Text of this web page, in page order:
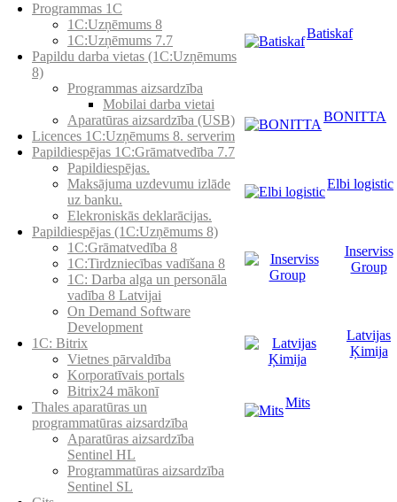
Programmas 1C
1C:Uzņēmums 8
1C:Uzņēmums 7.7
Papildu darba vietas (1C:Uzņēmums
8)
Programmas aizsardzība
Mobilai darba vietai
Aparatūras aizsardzība (USB)
Licences 1C:Uzņēmums 8. serverim
Papildiespējas 1C:Grāmatvedība 7.7
Papildiespējas.
Maksājuma uzdevumu izlāde
uz banku.
Elekroniskās deklarācijas.
Papildiespējas (1C:Uzņēmums 8)
1C:Grāmatvedība 8
1C:Tirdzniecības vadīšana 8
1С: Darba alga un personāla
vadība 8 Latvijai
On Demand Software
Development
1C: Bitrix
Vietnes pārvaldība
Korporatīvais portals
Bitrix24 mākonī
Thales aparatūras un
programmatūras aizsardzība
Aparatūras aizsardzība
Sentinel HL
Programmatūras aizsardzība
Sentinel SL
Batiskaf
BONITTA
Elbi logistic
Inserviss
Group
Latvijas
Ķimija
Mits